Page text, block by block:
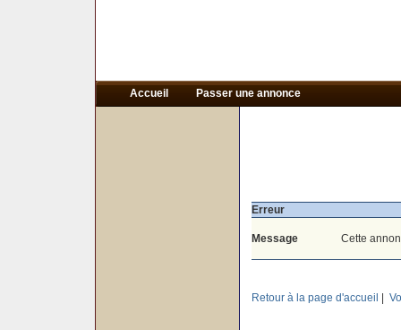
Accueil Passer une annonce
Erreur
Message Cette
Retour à la page d'accueil